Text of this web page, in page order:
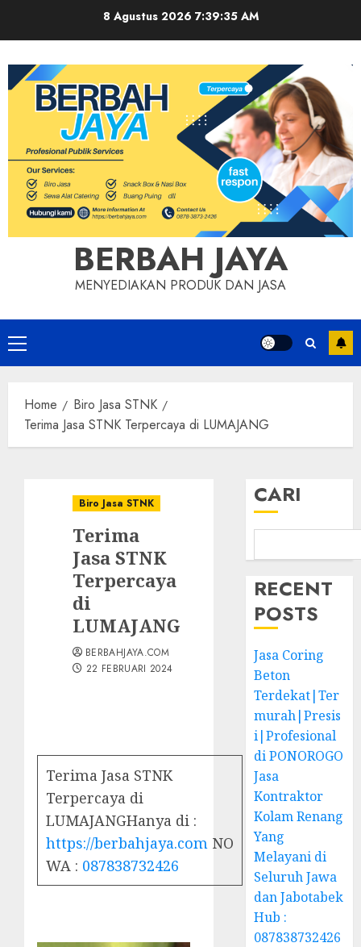
8 Agustus 2026 7:39:36 AM
BERBAH JAYA
MENYEDIAKAN PRODUK DAN JASA
Primary
Menu
Home
Biro Jasa STNK
Terima Jasa STNK Terpercaya di LUMAJANG
Biro Jasa STNK
Terima
Jasa STNK
Terpercaya
di
LUMAJANG
BERBAHJAYA.COM
22 FEBRUARI 2024
Terima Jasa STNK
Terpercaya di
LUMAJANGHanya di :
https://berbahjaya.com NO
WA : 087838732426
CARI
RECENT
POSTS
Jasa Coring
Beton
Terdekat|Ter
murah|Presis
i|Profesional
di PONOROGO
Jasa
Kontraktor
Kolam Renang
Yang
Melayani di
Seluruh Jawa
dan Jabotabek
Hub :
087838732426